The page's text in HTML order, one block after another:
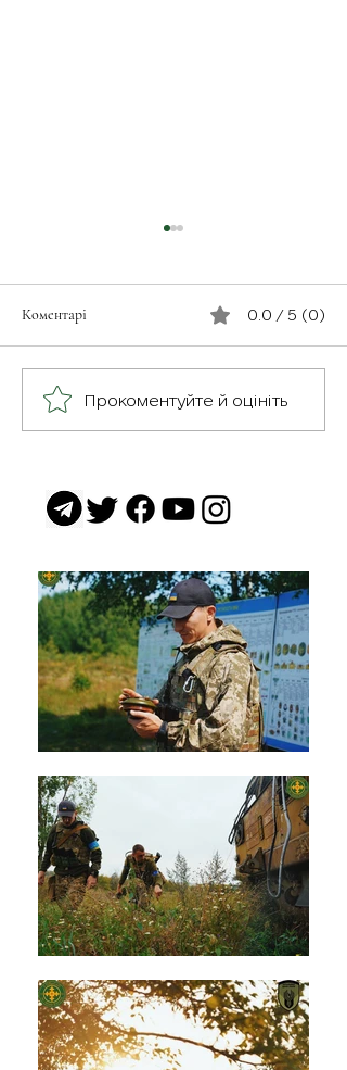
Герої серед нас: медик
Хітмен
Коментарі 0.0 / 5 (0)
Прокоментуйте й оцініть